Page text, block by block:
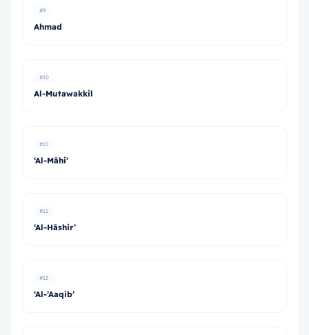
#9
Ahmad
#10
Al-Mutawakkil
#11
‘Al-Māhi’
#12
‘Al-Hāshir’
#13
‘Al-’Aaqib’